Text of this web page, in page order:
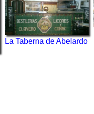
La Taberna de Abelardo